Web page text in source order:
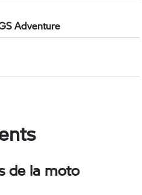
Adventure
de la moto